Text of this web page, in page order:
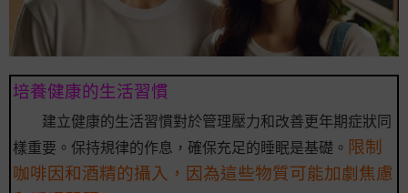
培養健康的生活習慣
建立健康的生活習慣對於管理壓力和改善更年期症狀同
樣重要。保持規律的作息，確保充足的睡眠是基礎。 限制
咖啡因和酒精的攝入，因為這些物質可能加劇焦慮